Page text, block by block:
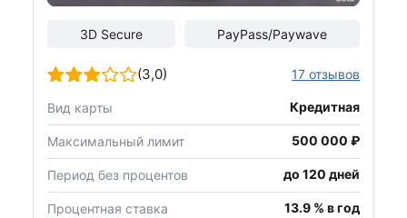
3D Secure PayPass/Paywave
(3,0) 17 отзывов
Вид карты Кредитная
Максимальный лимит 500 000 ₽
Период без процентов до 120 дней
Процентная ставка 13.9 % в год